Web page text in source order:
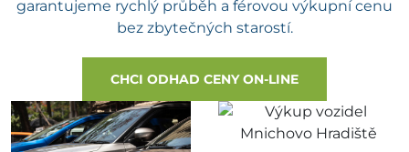
garantujeme rychlý průběh a férovou výkupní cenu
bez zbytečných starostí.
CHCI ODHAD CENY ON-LINE